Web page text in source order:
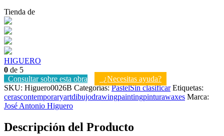
Tienda de
HIGUERO
0 de 5
Consultar sobre esta obra
¿Necesitas ayuda?
SKU: Higuero0026B Categorías:PastelSin clasificar Etiquetas:
cerascontemporaryartdibujodrawingpaintingpinturawaxes Marca:
José Antonio Higuero
Descripción del Producto